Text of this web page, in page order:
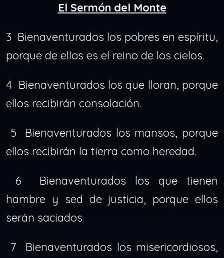
El Sermón del Monte
3 Bienaventurados los pobres en espíritu,
porque de ellos es el reino de los cielos.
4 Bienaventurados los que lloran, porque
ellos recibirán consolación.
5 Bienaventurados los mansos, porque
ellos recibirán la tierra como heredad.
6 Bienaventurados los que tienen
hambre y sed de justicia, porque ellos
serán saciados.
7 Bienaventurados los misericordiosos,